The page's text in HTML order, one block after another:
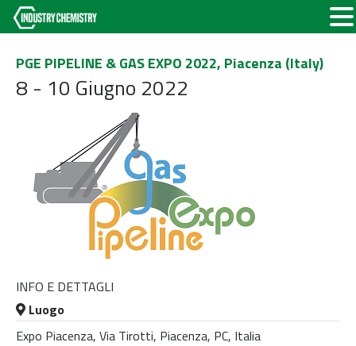
PGE PIPELINE & GAS EXPO 2022, Piacenza (Italy)
8 - 10 Giugno 2022
INFO E DETTAGLI
Luogo
Expo Piacenza, Via Tirotti, Piacenza, PC, Italia